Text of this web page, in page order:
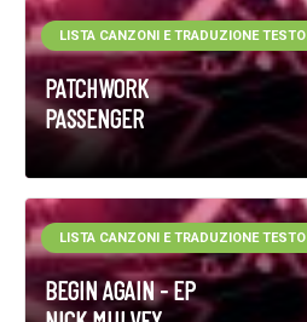
PATCHWORK
PASSENGER
LISTA CANZONI E TRADUZIONE TESTO
BEGIN AGAIN - EP
LISTA CANZONI E TRADUZIONE TESTO